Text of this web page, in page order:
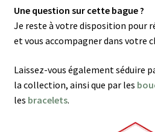
Une question sur cette bague ?
Je reste à votre disposition pour
et vous accompagner dans votre
Laissez-vous également séduire
la collection, ainsi que par les
les bracelets.